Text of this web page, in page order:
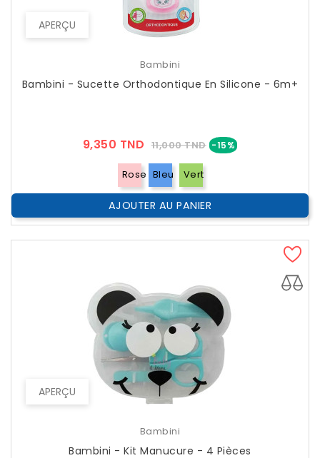
APERÇU
Bambini
Bambini - Sucette Orthodontique En Silicone - 6m+
9,350 TND Prix
Public
11,000 TND -15%Prix
Rose Bleu Vert
AJOUTER AU PANIER
APERÇU
Bambini
Bambini - Kit Manucure - 4 Pièces